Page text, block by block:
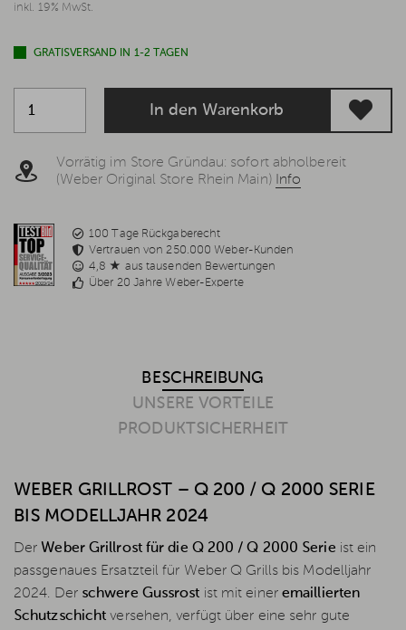
inkl. 19% MwSt.
GRATISVERSAND IN 1-2 TAGEN
In den Warenkorb
Vorrätig im Store Gründau: sofort abholbereit
(Weber Original Store Rhein Main) Info
100 Tage Rückgaberecht
Vertrauen von 250.000 Weber-Kunden
4,8 ★ aus tausenden Bewertungen
Über 20 Jahre Weber-Experte
BESCHREIBUNG
UNSERE VORTEILE
PRODUKTSICHERHEIT
WEBER GRILLROST – Q 200 / Q 2000 SERIE
BIS MODELLJAHR 2024
Der Weber Grillrost für die Q 200 / Q 2000 Serie ist ein
passgenaues Ersatzteil für Weber Q Grills bis Modelljahr
2024. Der schwere Gussrost ist mit einer emaillierten
Schutzschicht versehen, verfügt über eine sehr gute